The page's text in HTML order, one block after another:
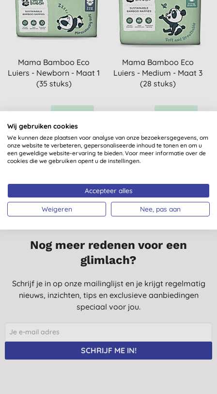
Mama Bamboo Eco
Luiers - Newborn - Maat 1
(35 stuks)
Mama Bamboo Eco
Luiers - Medium - Maat 3
(28 stuks)
1
Nog meer redenen voor een
glimlach?
Schrijf je in op onze mailinglijst en je krijgt regelmatig
nieuws, inzichten, tips en exclusieve aanbiedingen
speciaal voor jou.
SCHRIJF ME IN!
Wij gebruiken cookies
We kunnen deze plaatsen voor analyse van onze bezoekersgegevens, om
onze website te verbeteren, gepersonaliseerde inhoud te tonen en om u
een geweldige website-ervaring te bieden. Voor meer informatie over de
cookies die we gebruiken opent u de instellingen.
Accepteer alles
Weigeren Nee, pas aan